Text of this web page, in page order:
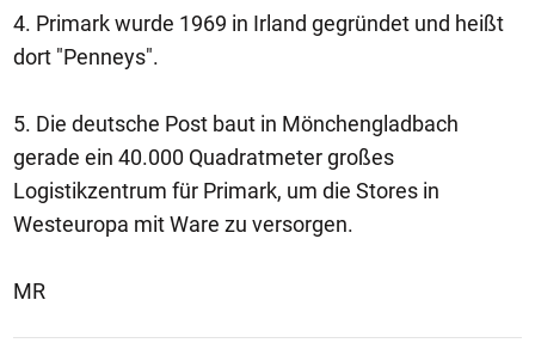
4. Primark wurde 1969 in Irland gegründet und heißt
dort "Penneys".
5. Die deutsche Post baut in Mönchengladbach
gerade ein 40.000 Quadratmeter großes
Logistikzentrum für Primark, um die Stores in
Westeuropa mit Ware zu versorgen.
MR